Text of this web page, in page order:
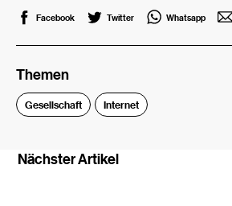
Facebook Twitter Whatsapp
Themen
Gesellschaft Internet
Nächster Artikel